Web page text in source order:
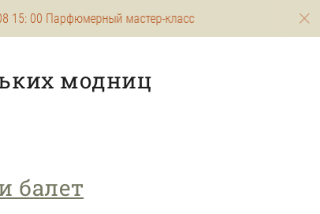
модниц
балет
мастер-класс 05.07